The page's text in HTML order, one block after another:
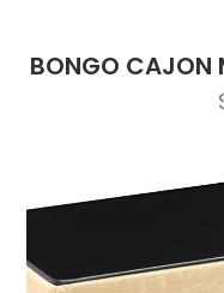
BONGO CAJON